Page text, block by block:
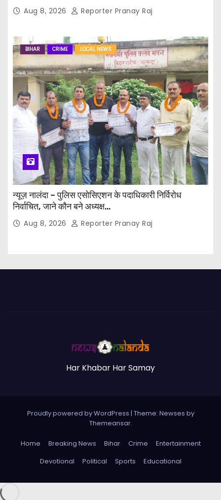
Aug 8, 2026 Reporter Pranay Raj
BIHAR CRIME LOCAL NEWS
न्यूज़ नालंदा – पुलिस एसोसिएशन के पदाधिकारी निर्विरोध
निर्वाचित, जाने कौन बने अध्यक्ष…
Aug 8, 2026 Reporter Pranay Raj
Har Khabar Har Samay
Proudly powered by WordPress | Theme: Newses by
Themeansar.
Home Breaking News Bihar Crime
Entertainment
Devotional
Political Sports Educational